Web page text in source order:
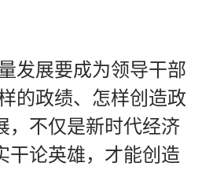
发展要成为领导干部
的政绩、怎样创造政
，不仅是新时代经济
干论英雄，才能创造